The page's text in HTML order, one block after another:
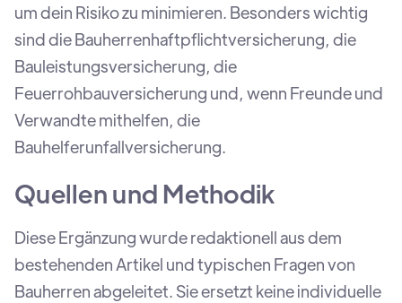
um dein Risiko zu minimieren. Besonders wichtig
sind die Bauherrenhaftpflichtversicherung, die
Bauleistungsversicherung, die
Feuerrohbauversicherung und, wenn Freunde und
Verwandte mithelfen, die
Bauhelferunfallversicherung.
Quellen und Methodik
Diese Ergänzung wurde redaktionell aus dem
bestehenden Artikel und typischen Fragen von
Bauherren abgeleitet. Sie ersetzt keine individuelle